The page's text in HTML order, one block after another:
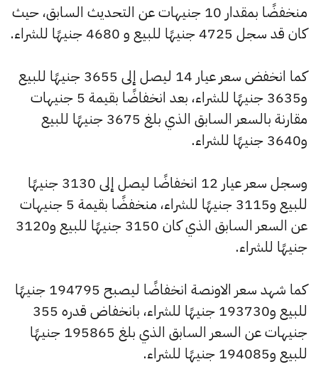
منخفضًا بمقدار 10 جنيهات عن التحديث السابق، حيث
كان قد سجل 4725 جنيهًا للبيع و 4680 جنيهًا للشراء.
كما انخفض سعر عيار 14 ليصل إلى 3655 جنيهًا للبيع
و3635 جنيهًا للشراء، بعد انخفاضًا بقيمة 5 جنيهات
مقارنة بالسعر السابق الذي بلغ 3675 جنيهًا للبيع
و3640 جنيهًا للشراء.
وسجل سعر عيار 12 انخفاضًا ليصل إلى 3130 جنيهًا
للبيع و3115 جنيهًا للشراء، منخفضًا بقيمة 5 جنيهات
عن السعر السابق الذي كان 3150 جنيهًا للبيع و3120
جنيهًا للشراء.
كما شهد سعر الاونصة انخفاضًا ليصبح 194795 جنيهًا
للبيع و193730 جنيهًا للشراء، بانخفاض قدره 355
جنيهات عن السعر السابق الذي بلغ 195865 جنيهًا
للبيع و194085 جنيهًا للشراء.